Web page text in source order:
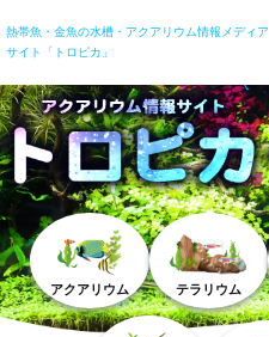
熱帯魚・金魚の水槽・アクアリウム情報メディア
サイト「トロピカ」
アクアリウム テラリウム